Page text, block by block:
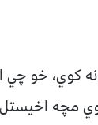
کوي، خو چي
وي مچه